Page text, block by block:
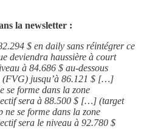
la newsletter :
$ en daily sans réintégrer ce
deviendra haussière à court
à 84.686 $ au-dessous
(FVG) jusqu’à 86.121 $ […]
se forme dans la zone
sera à 88.500 $ […] (target
se forme dans la zone
sera le niveau à 92.780 $